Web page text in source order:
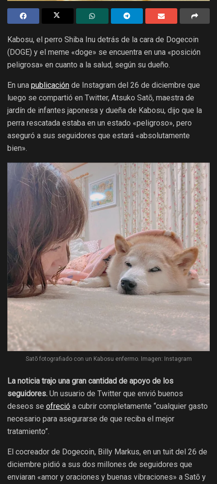
Kabosu, el perro Shiba Inu detrás de la cara de Dogecoin
(DOGE) y el meme «doge» se encuentra en una «posición
peligrosa» en cuanto a la salud, según su dueño.
En una publicación de Instagram del 26 de diciembre que
luego se compartió en Twitter, Atsuko Satō, maestra de
jardín de infantes japonesa y dueña de Kabosu, dijo que la
perra rescatada estaba en un estado «peligroso», pero
aseguró a sus seguidores que estará «absolutamente
bien».
Satō fotografiado con un Kabosu enfermo. Imagen: Instagram
La noticia trajo una gran cantidad de apoyo de los
seguidores. Un usuario de Twitter que envió buenos
deseos se ofreció a cubrir completamente “cualquier gasto
necesario para asegurarse de que reciba el mejor
tratamiento”.
El cocreador de Dogecoin, Billy Markus, en un tuit del 26 de
diciembre pidió a sus dos millones de seguidores que
enviaran «amor y oraciones y buenas vibraciones» a Satō y